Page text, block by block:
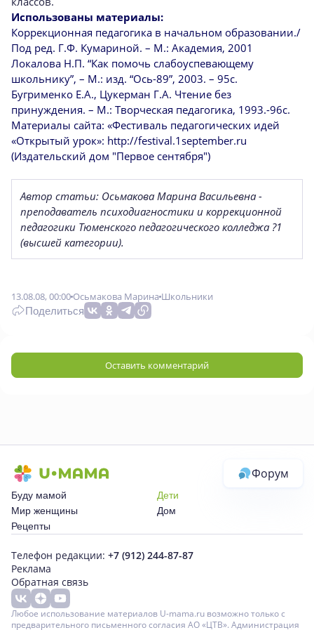
Использованы материалы:
Коррекционная педагогика в начальном образовании./
Под ред. Г.Ф. Кумариной. – М.: Академия, 2001
Локалова Н.П. “Как помочь слабоуспевающему
школьнику”, – М.: изд. “Ось-89”, 2003. – 95с.
Бугрименко Е.А., Цукерман Г.А. Чтение без
принуждения. – М.: Творческая педагогика, 1993.-96с.
Материалы сайта: «Фестиваль педагогических идей
«Открытый урок»: http://festival.1september.ru
(Издательский дом "Первое сентября")
Автор статьи: Осьмакова Марина Васильевна -
преподаватель психодиагностики и коррекционной
педагогики Тюменского педагогического колледжа ?1
(высшей категории).
13.08.08, 00:00 Осьмакова Марина Школьники
Поделиться
Оставить комментарий
Форум
Буду мамой
Дети
Мир женщины
Дом
Рецепты
Телефон редакции: +7 (912) 244-87-87
Реклама
Обратная связь
Любое использование материалов U-mama.ru возможно только с
предварительного письменного согласия АО «ЦТВ». Администрация